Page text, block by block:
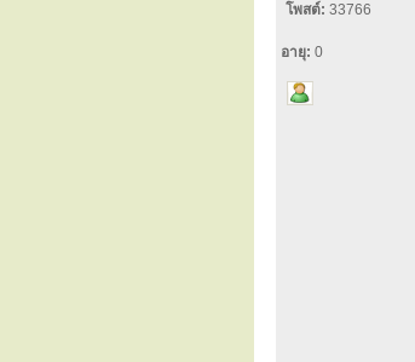
โพสต์: 33766
อายุ: 0